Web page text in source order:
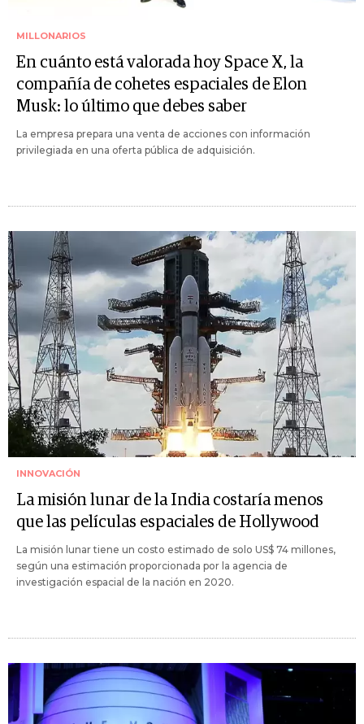
MILLONARIOS
En cuánto está valorada hoy Space X, la
compañía de cohetes espaciales de Elon
Musk: lo último que debes saber
La empresa prepara una venta de acciones con información
privilegiada en una oferta pública de adquisición.
INNOVACIÓN
La misión lunar de la India costaría menos
que las películas espaciales de Hollywood
La misión lunar tiene un costo estimado de solo US$ 74 millones,
según una estimación proporcionada por la agencia de
investigación espacial de la nación en 2020.